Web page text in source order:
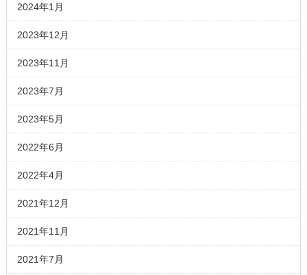
2024年1月
2023年12月
2023年11月
2023年7月
2023年5月
2022年6月
2022年4月
2021年12月
2021年11月
2021年7月